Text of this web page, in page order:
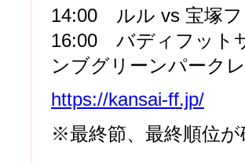
14:00 ルル vs 宝塚
16:00 バディフット
ンブグリーンパーク
https://kansai-ff.jp/
※最終節、最終順位が